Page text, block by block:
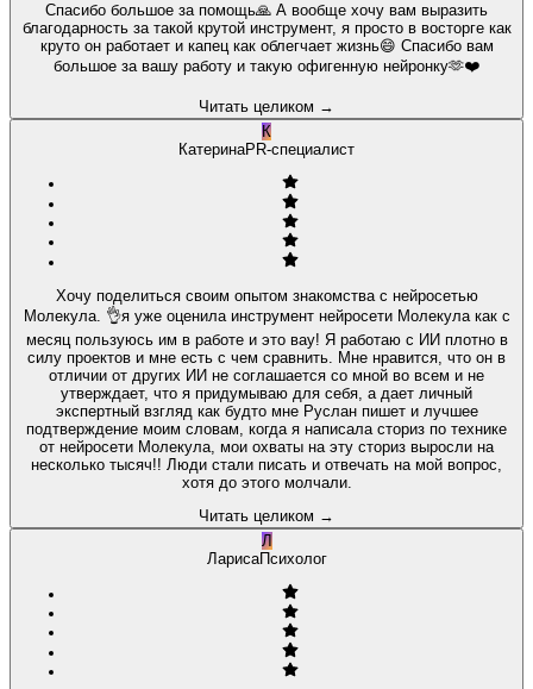
Спасибо большое за помощь🙏 А вообще хочу вам выразить
благодарность за такой крутой инструмент, я просто в восторге как
круто он работает и капец как облегчает жизнь😄 Спасибо вам
большое за вашу работу и такую офигенную нейронку🫶❤️
Читать целиком →
К
КатеринаPR-специалист
Хочу поделиться своим опытом знакомства с нейросетью
Молекула. 👌я уже оценила инструмент нейросети Молекула как с
месяц пользуюсь им в работе и это вау! Я работаю с ИИ плотно в
силу проектов и мне есть с чем сравнить. Мне нравится, что он в
отличии от других ИИ не соглашается со мной во всем и не
утверждает, что я придумываю для себя, а дает личный
экспертный взгляд как будто мне Руслан пишет и лучшее
подтверждение моим словам, когда я написала сториз по технике
от нейросети Молекула, мои охваты на эту сториз выросли на
несколько тысяч!! Люди стали писать и отвечать на мой вопрос,
хотя до этого молчали.
Читать целиком →
Л
ЛарисаПсихолог